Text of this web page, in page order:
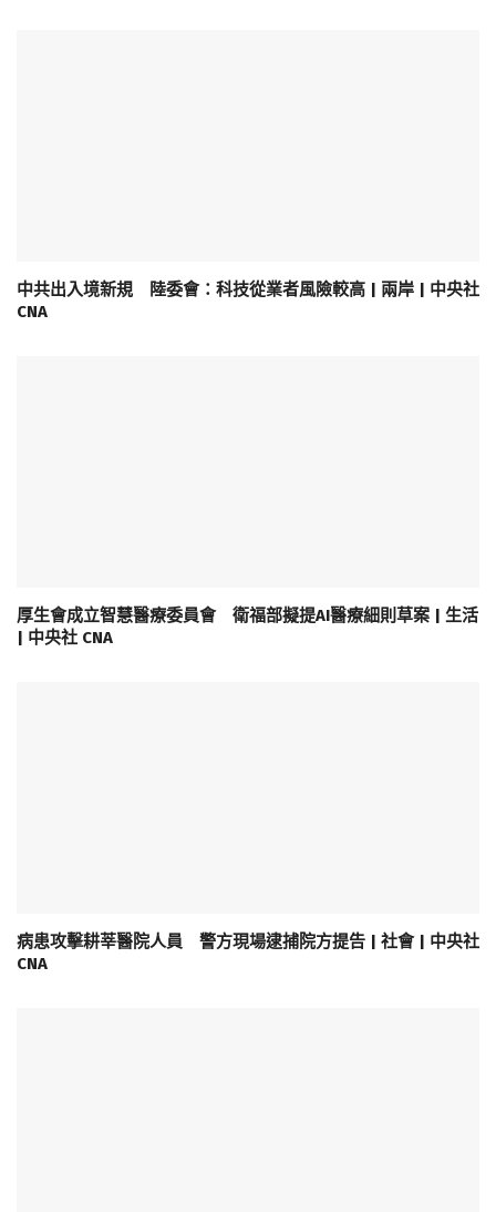
中共出入境新規 陸委會：科技從業者風險較高 | 兩岸 | 中央社
CNA
厚生會成立智慧醫療委員會 衛福部擬提AI醫療細則草案 | 生活
| 中央社 CNA
病患攻擊耕莘醫院人員 警方現場逮捕院方提告 | 社會 | 中央社
CNA